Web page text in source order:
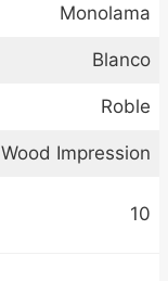
Monolama
Blanco
Roble
Wood Impression
10